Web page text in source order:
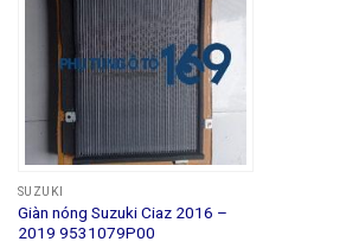
SUZUKI
Giàn nóng Suzuki Ciaz 2016 –
2019 9531079P00